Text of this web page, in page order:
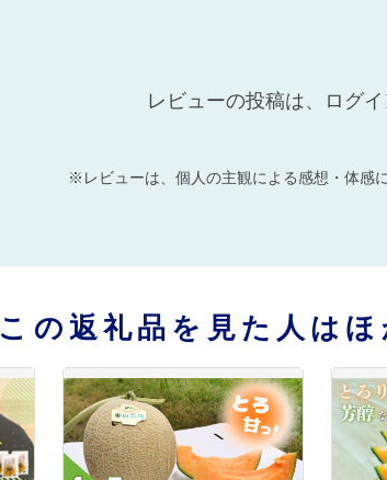
レビューの投稿は、ログ
※レビューは、個人の主観による感想・体感
この返礼品を見た人は